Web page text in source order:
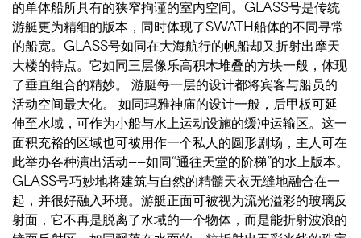
的单体船所具有的狭窄拘谨的室内空间。GLASS号是传统
游艇更为精细的版本，同时体现了SWATH船体的不同寻常
的船宽。GLASS号如同在大海航行的帆船却又折射出摩天
大楼的特点。它如同三层像乐高积木堆叠的方块一般，体现
了垂直组合的精妙。 游艇每一层的设计都将宾客与船员的
活动空间最大化。 如同玛雅神庙的设计一般，后甲板可延
伸至水域，可作为小船与水上运动设施的缓冲运输区。这一
面积充裕的区域也可被用作一个私人的圆形剧场，主人可在
此举办各种演出活动——如同“通往天堂的阶梯”的水上版本。
GLASS号巧妙地将建筑与自然的精髓天衣无缝地融合在一
起，并很好融入环境。游艇正面可被视为流光溢彩的玻璃反
射面，它不再是脱离了水域的一个物体，而是能折射波浪的